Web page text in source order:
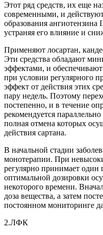
Этот ряд средств, их еще
современными, и
образования ангиотензина
устраняя его влияние и
Применяют лосартан,
Эти средства обладают
эффектами, и
при условии регулярного
эффект от действия этих
пару недель. Поэтому
постепенно, и в течение
рекомендуется
полная отмена которых
действия сартана.
В начальной стадии
монотерапии. При
регулярно принимает один
оптимальной дозировки
некоторого времени.
доза вещества, а затем
постоянном мониторинге
2.ЛФК